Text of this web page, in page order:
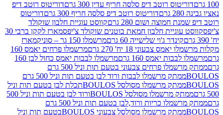
רוטב דיפ סלסה חריף עדין 300 גרם
דוריטוס רוטב דיפ
דוריטוס רוטב דיפ סלסה חריף 300 גרם
דוריטוס
חמוצה ושום 280 גרם
קווסט עוגיית חלבון שוקולד
עוגיית חלבון חמאת בוטנים שוקולד צ'יפס
מארז לקקן ברבי 30
קינדר ג'וי שלישייה 60 גרם
מרשמלו 150 גר – סוניק
מארז
צבעוני 18 יח' 270 גרם
מרשמלו פרחים יאמס 160
יאמס 160 גרם
מרשמלו לבבות יאמס כחול לבן 160
ממתק מרשמלו פרחים צבעוני בטעם תות וניל 500 גרם
ממתק מרשמלו לבבות ורוד לבן בטעם תות וניל 500 גרם
ממתק מרשמלו מסולסל BOULOSתכלת לבן בטעם תות וניל
ממתק מרשמלו מסולסל BOULOSורוד לבן בטעם תות וניל 500
ממתק מרשמלו כריות ורוד,לבן בטעם תות וניל 500 גרם
ממתק מרשמלו מסולסל צבעוני BOULOSבטעם תות וניל